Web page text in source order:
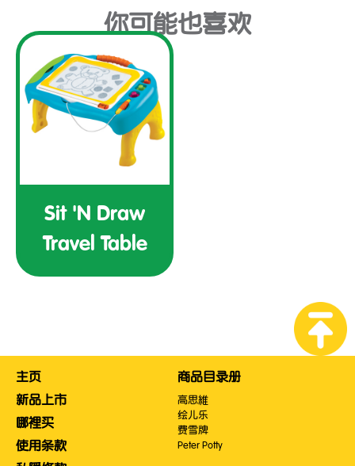
你可能也喜欢
Sit 'N Draw
Travel Table
主页
新品上市
哪裡买
使用条款
商品目录册
高思維
绘儿乐
费雪牌
Peter Potty